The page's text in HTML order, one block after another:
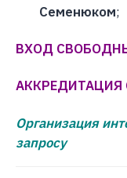
Семенюком;
ВХОД
АККРЕДИТАЦИЯ
Организация
запросу